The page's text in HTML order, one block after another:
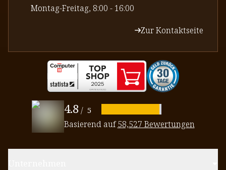
⁠Montag-Freitag, 8:00 - 16:00
Zur Kontaktseite
4.8 / 5
Basierend auf58,527 Bewertungen